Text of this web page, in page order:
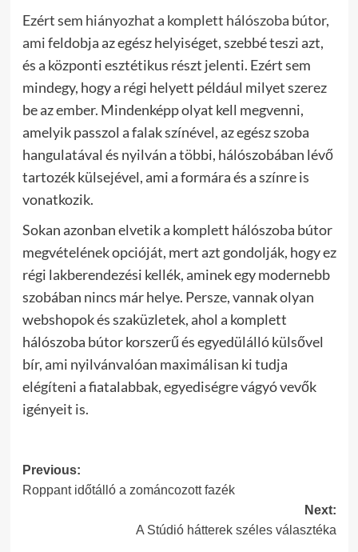
Ezért sem hiányozhat a komplett hálószoba bútor,
amifeldobja az egész helyiséget, szebbé teszi azt,
és a központi esztétikus részt jelenti. Ezért sem
mindegy, hogy a régi helyett például milyet szerez
be az ember. Mindenképp olyat kell megvenni,
amelyik passzol a falak színével, az egész szoba
hangulatával és nyilván a többi, hálószobában lévő
tartozék külsejével, ami a formára és a színre is
vonatkozik.
Sokan azonban elvetik a komplett hálószoba bútor
megvételének opcióját, mert azt gondolják, hogy ez
régi lakberendezési kellék, aminek egy modernebb
szobában nincs már helye. Persze, vannak olyan
webshopok és szaküzletek, ahol a komplett
hálószoba bútor korszerű és egyedülálló külsővel
bír, ami nyilvánvalóan maximálisan ki tudja
elégíteni a fiatalabbak, egyediségre vágyó vevők
igényeit is.
Post
navigation
Previous:
Roppant időtálló a zománcozott fazék
Next:
A Stúdió hátterek széles választéka